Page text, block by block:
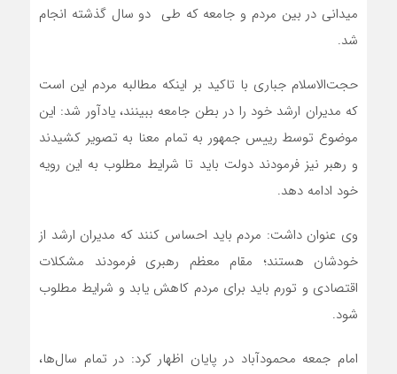
میدانی در بین مردم و جامعه که طی دو سال گذشته انجام
شد.
حجت‌الاسلام جباری با تاکید بر اینکه مطالبه مردم این است
که مدیران ارشد خود را در بطن جامعه ببینند، یادآور شد: این
موضوع توسط رییس جمهور به تمام معنا به تصویر کشیدند
و رهبر نیز فرمودند دولت باید تا شرایط مطلوب به این رویه
خود ادامه دهد.
وی عنوان داشت: مردم باید احساس کنند که مدیران ارشد از
خودشان هستند؛ مقام معظم رهبری فرمودند مشکلات
اقتصادی و تورم باید برای مردم کاهش یابد و شرایط مطلوب
شود.
امام جمعه محمودآباد در پایان اظهار کرد: در تمام سال‌ها،